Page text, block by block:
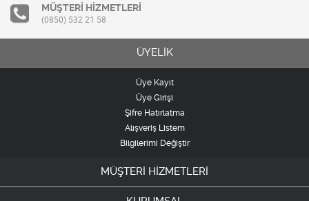
MÜŞTERİ HİZMETLERİ
(0850) 532 21 58
ÜYELİK
Üye Kayıt
Üye Girişi
Şifre Hatırlatma
Alışveriş Listem
Bilgilerimi Değiştir
MÜŞTERİ HİZMETLERİ